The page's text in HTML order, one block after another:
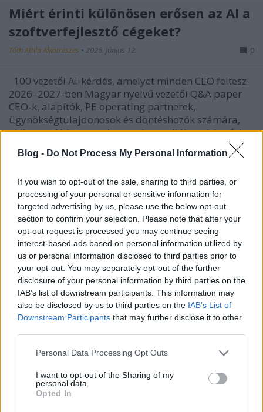
Blog - Do Not Process My Personal Information
If you wish to opt-out of the sale, sharing to third parties, or
processing of your personal or sensitive information for
targeted advertising by us, please use the below opt-out
section to confirm your selection. Please note that after your
opt-out request is processed you may continue seeing
interest-based ads based on personal information utilized by
us or personal information disclosed to third parties prior to
your opt-out. You may separately opt-out of the further
disclosure of your personal information by third parties on the
IAB’s list of downstream participants. This information may
also be disclosed by us to third parties on the IAB’s List of
Downstream Participants that may further disclose it to other
Please note that this website/app uses one or more Google
not limited to your visit or usage behaviour. You may click to
grant or deny consent to Google and its third-party tags to
use your data for below specified purposes in below Google
Personal Data Processing Opt Outs
I want to opt-out of the Sharing of my
personal data.
Opted In
Miért érinti különösen erősen az AI a
szoftverfejlesztő cégeket?
Tóth Attila Alkatrészes • 2026. június 12. 0
100 vezetői AI-kérdés, amelyet minden CEO feltesz
2026–2027-ben Magyar nyelvű vezetői Q&A paper
CEO-k, alapítók, PE operating partnerek,
ügynökségtulajdonosok és döntéshozók számára,
akik nem AI-hype-ot, hanem kontrollált, mérhető és
Why is AI disrupting software
development so deeply?
Tóth Attila Alkatrészes 2026. június 12.
100 Executive AI Questions Every CEO Is Asking in
2026–2027 A board-level guide to AI strategy,
governance, shadow AI, EU AI Act readiness,
fractional AI leadership, and organizational
resilience. AI governance Shadow AI EU AI Act
readiness Fractional AI strategy S·I·C·T Framework…
amelyek komolyabb hobbit rejtenek
Tóth Attila Alkatrészes•2026. június 09.